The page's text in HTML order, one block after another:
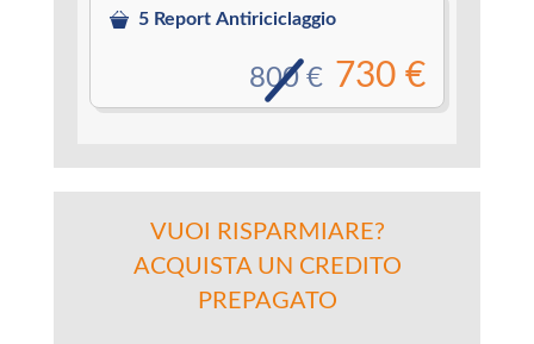
5 Report Antiriciclaggio
730 €
800 €
VUOI RISPARMIARE?
ACQUISTA UN CREDITO
PREPAGATO